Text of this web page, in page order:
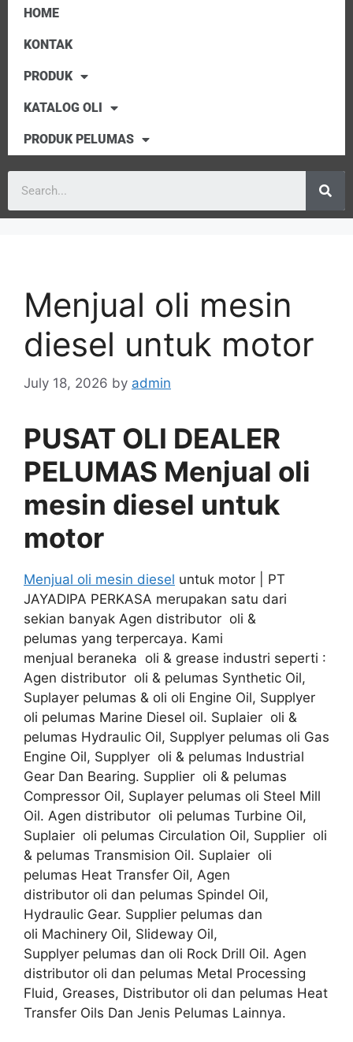
HOME
KONTAK
PRODUK
KATALOG OLI
PRODUK PELUMAS
Menjual oli mesin
diesel untuk motor
July 18, 2026 by admin
PUSAT OLI DEALER
PELUMAS Menjual oli
mesin diesel untuk
motor
Menjual oli mesin diesel untuk motor | PT
JAYADIPA PERKASA merupakan satu dari
sekian banyak Agen distributor oli &
pelumas yang terpercaya. Kami
menjual beraneka oli & grease industri seperti :
Agen distributor oli & pelumas Synthetic Oil,
Suplayer pelumas & oli oli Engine Oil, Supplyer
oli pelumas Marine Diesel oil. Suplaier oli &
pelumas Hydraulic Oil, Supplyer pelumas oli Gas
Engine Oil, Supplyer oli & pelumas Industrial
Gear Dan Bearing. Supplier oli & pelumas
Compressor Oil, Suplayer pelumas oli Steel Mill
Oil. Agen distributor oli pelumas Turbine Oil,
Suplaier oli pelumas Circulation Oil, Supplier oli
& pelumas Transmision Oil. Suplaier oli
pelumas Heat Transfer Oil, Agen
distributor oli dan pelumas Spindel Oil,
Hydraulic Gear. Supplier pelumas dan
oli Machinery Oil, Slideway Oil,
Supplyer pelumas dan oli Rock Drill Oil. Agen
distributor oli dan pelumas Metal Processing
Fluid, Greases, Distributor oli dan pelumas Heat
Transfer Oils Dan Jenis Pelumas Lainnya.